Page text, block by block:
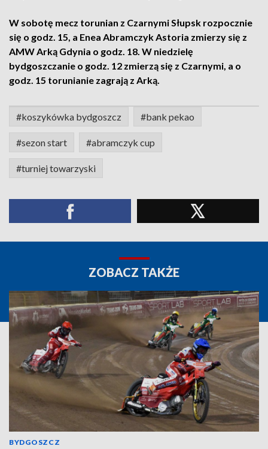
W sobotę mecz torunian z Czarnymi Słupsk rozpocznie
się o godz. 15, a Enea Abramczyk Astoria zmierzy się z
AMW Arką Gdynia o godz. 18. W niedzielę
bydgoszczanie o godz. 12 zmierzą się z Czarnymi, a o
godz. 15 torunianie zagrają z Arką.
#koszykówka bydgoszcz #bank pekao
#sezon start #abramczyk cup
#turniej towarzyski
ZOBACZ TAKŻE
BYDGOSZCZ